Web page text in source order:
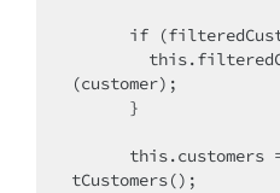
if
this
(customer);
this.customers
tCustomers();